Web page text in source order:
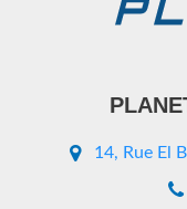
14, Rue El